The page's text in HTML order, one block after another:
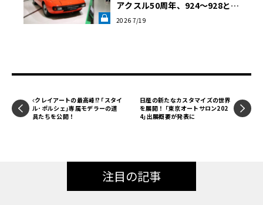
し、ロングDや高速コーナーではGT2 RSよりも時速20～25
kmは速いはずだ。だからタイムを大きく稼ぐことができ
た。
GT3 RSのほかに、タイカン・ターボSもラップレコードを
する[電力消費量*複合値(WLTP)23.4-22.0kWh/100km、CO
2排出量*複合値(WLTP)0g/km、電気航続距離*複合値(WLT
アクスル50周年、924～928と幻
ANT LAB》
2026 7/19
クレイアートの最高峰!? ｢スタイ
ル･ポルシェ｣専属モデラーの道
具たちを公開！
日産の新たなカスタマイズの世界
を展開！ ｢東京オートサロン202
4｣出展概要が発表に
注目の記事